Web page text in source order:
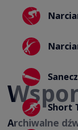
Short
Archiwalne